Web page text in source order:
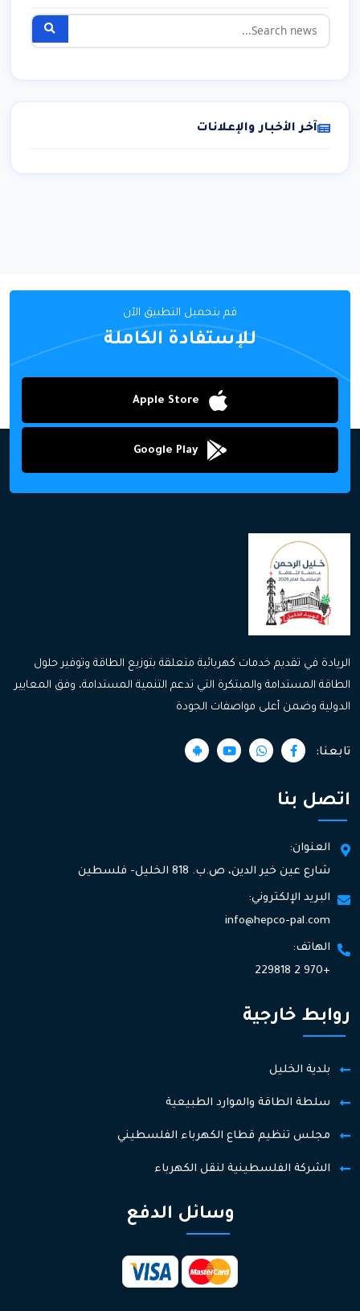
آخر الأخبار والإعلانات
قم بتحميل التطبيق الآن
للإستفادة الكاملة
Apple Store
Google Play
الريادة في تقديم خدمات كهربائية متعلقة بتوزيع الطاقة وتوفير حلول
الطاقة المستدامة والمبتكرة التي تدعم التنمية المستدامة، وفق المعايير
الدولية وضمن أعلى مواصفات الجودة
تابعنا:
اتصل بنا
العنوان:
شارع عين خير الدين، ص.ب. 818 الخليل- فلسطين
البريد الإلكتروني:
info@hepco-pal.com
الهاتف:
+970 2 229818
روابط خارجية
بلدية الخليل
سلطة الطاقة والموارد الطبيعية
مجلس تنظيم قطاع الكهرباء الفلسطيني
الشركة الفلسطينية لنقل الكهرباء
وسائل الدفع